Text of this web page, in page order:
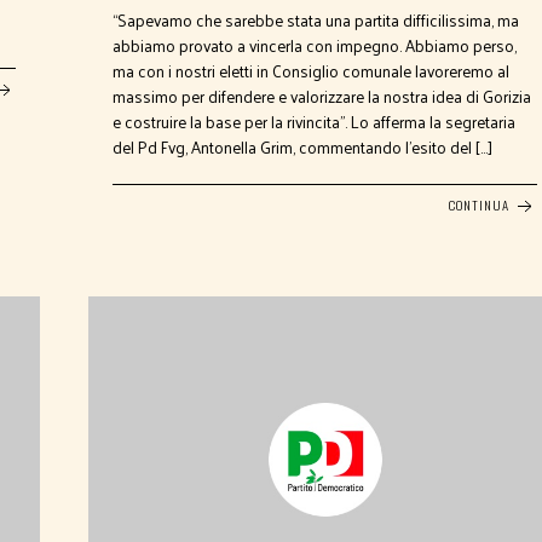
“Sapevamo che sarebbe stata una partita difficilissima, ma
abbiamo provato a vincerla con impegno. Abbiamo perso,
ma con i nostri eletti in Consiglio comunale lavoreremo al
massimo per difendere e valorizzare la nostra idea di Gorizia
e costruire la base per la rivincita”. Lo afferma la segretaria
del Pd Fvg, Antonella Grim, commentando l’esito del […]
CONTINUA